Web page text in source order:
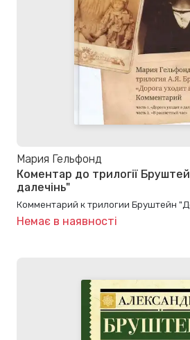
Мария Гельфонд
Коментар до трилогії
далечінь"
Комментарий к трилогии Бруштейн
Немає в наявності